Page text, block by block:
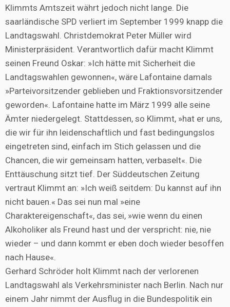
Klimmts Amtszeit währt jedoch nicht lange. Die
saarländische SPD verliert im September 1999 knapp die
Landtagswahl. Christdemokrat Peter Müller wird
Ministerpräsident. Verantwortlich dafür macht Klimmt
seinen Freund Oskar: »Ich hätte mit Sicherheit die
Landtagswahlen gewonnen«, wäre Lafontaine damals
»Parteivorsitzender geblieben und Fraktionsvorsitzender
geworden«. Lafontaine hatte im März 1999 alle seine
Ämter niedergelegt. Stattdessen, so Klimmt, »hat er uns,
die wir für ihn leidenschaftlich und fast bedingungslos
eingetreten sind, einfach im Stich gelassen und die
Chancen, die wir gemeinsam hatten, verbaselt«. Die
Enttäuschung sitzt tief. Der Süddeutschen Zeitung
vertraut Klimmt an: »Ich weiß seitdem: Du kannst auf ihn
nicht bauen.« Das sei nun mal »eine
Charaktereigenschaft«, das sei, »wie wenn du einen
Alkoholiker als Freund hast und der verspricht: nie, nie
wieder – und dann kommt er eben doch wieder besoffen
nach Hause«.
Gerhard Schröder holt Klimmt nach der verlorenen
Landtagswahl als Verkehrsminister nach Berlin. Nach nur
einem Jahr nimmt der Ausflug in die Bundespolitik ein